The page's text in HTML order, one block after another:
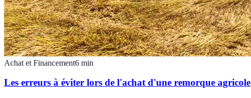
Achat et Financement6 min
Les erreurs à éviter lors de l'achat d'une remorque agricole